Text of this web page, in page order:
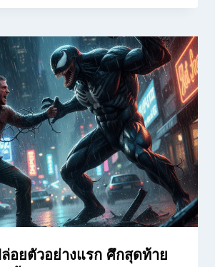
อยตัวอย่างแรก ศึกสุดท้าย